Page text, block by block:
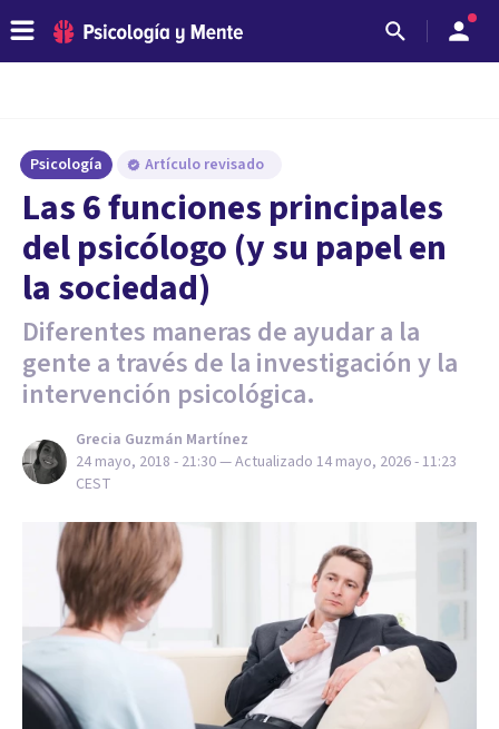
Psicología Artículo revisado
Las 6 funciones principales
del psicólogo (y su papel en
la sociedad)
Diferentes maneras de ayudar a la
gente a través de la investigación y la
intervención psicológica.
Grecia Guzmán Martínez
24 mayo, 2018 - 21:30— Actualizado 14 mayo, 2026 - 11:23
CEST